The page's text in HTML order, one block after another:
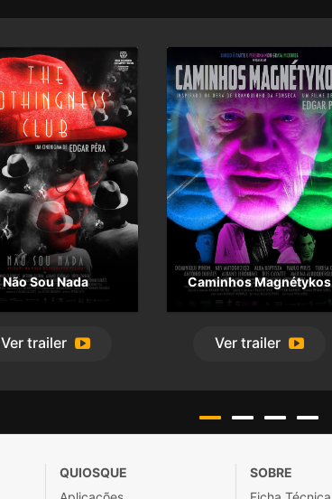
Não Sou Nada
Ver trailer
Caminhos Magnétykos
Ver trailer
QUIOSQUE
SOBRE